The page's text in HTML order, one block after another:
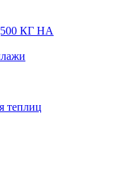
КГ НА
теплиц